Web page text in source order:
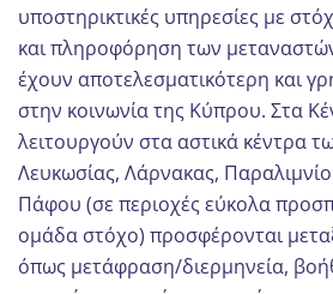
υποστηρικτικές υπηρεσίες με
και πληροφόρηση των
έχουν αποτελεσματικότερη και
στην κοινωνία της Κύπρου. Στα
λειτουργούν στα αστικά κέντρα
Λευκωσίας, Λάρνακας,
Πάφου (σε περιοχές εύκολα
ομάδα στόχο) προσφέρονται
όπως μετάφραση/διερμηνεία,